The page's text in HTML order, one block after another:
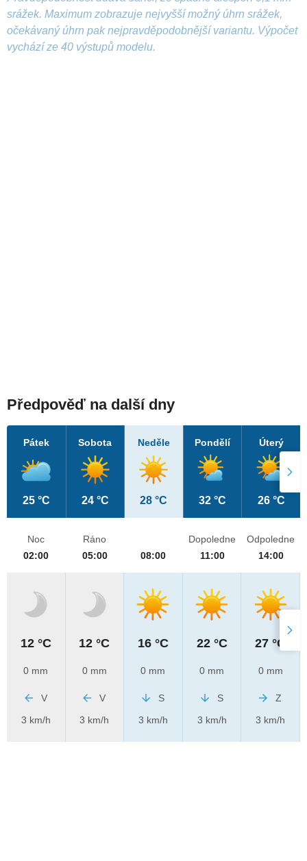
srážek. Maximum zobrazuje nejvyšší možný úhrn srážek,
očekávaný úhrn pak nejpravděpodobnější variantu. Výpočet
vychází ze 40 výstupů modelu.
Předpověď na další dny
Pátek
25 °C
Sobota
24 °C
Neděle
28 °C
Pondělí
32 °C
Úterý
26 °C
Noc
02:00
12 °C
0 mm
V
3 km/h
Ráno
05:00
12 °C
0 mm
V
3 km/h
08:00
16 °C
0 mm
S
3 km/h
Dopoledne
11:00
22 °C
0 mm
S
3 km/h
Odpoledne
14:00
27 °C
0 mm
Z
3 km/h